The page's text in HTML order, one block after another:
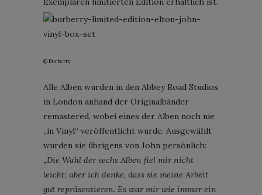
© Burberry
Alle Alben wurden in den Abbey Road Studios
in London anhand der Originalbänder
remastered, wobei eines der Alben noch nie
„in Vinyl“ veröffentlicht wurde. Ausgewählt
wurden sie übrigens von John persönlich:
„Die Wahl der sechs Alben fiel mir nicht
leicht; aber ich denke, dass sie meine Arbeit
gut repräsentieren. Es war mir wie immer ein